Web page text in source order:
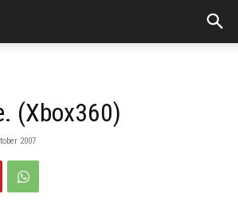
(Xbox360)
2007